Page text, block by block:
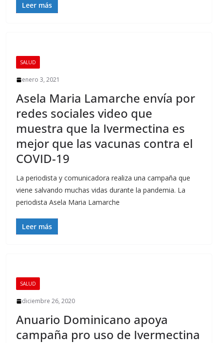
Leer más
SALUD
enero 3, 2021
Asela Maria Lamarche envía por
redes sociales video que
muestra que la Ivermectina es
mejor que las vacunas contra el
COVID-19
La periodista y comunicadora realiza una campaña que
viene salvando muchas vidas durante la pandemia. La
periodista Asela Maria Lamarche
Leer más
SALUD
diciembre 26, 2020
Anuario Dominicano apoya
campaña pro uso de Ivermectina